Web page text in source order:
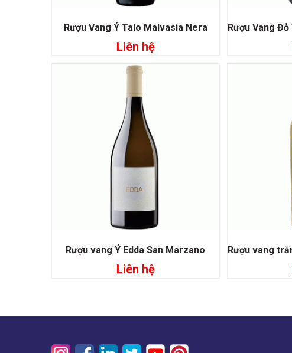
Đọc tiếp
Rượu Vang Ý Talo Malvasia Nera
Liên hệ
Đọc tiếp
Rượu vang Ý Edda San Marzano
Liên hệ